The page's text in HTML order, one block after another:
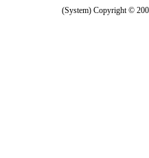
(System) Copyright ©